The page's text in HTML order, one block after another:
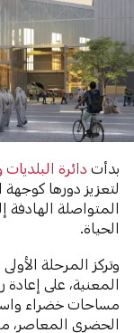
بدأتدائرة البلديات
لتعزيز دورها
المتواصلة الهادفة
الحياة.
وتركز المرحلة
المعنية، على
مساحات خضراء
الحضري المعاصر،